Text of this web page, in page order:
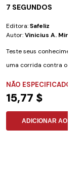
7 SEGUNDOS
Editora:Safeliz
Autor:Vinicius A. Miranda
Teste seus
uma corrida contra o
NÃO ESPECIFICADO
15,77 $
ADICIONAR AO